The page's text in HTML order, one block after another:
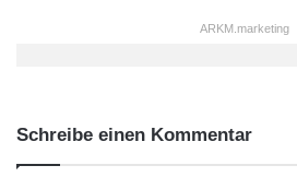
ARKM.marketing
Schreibe einen Kommentar